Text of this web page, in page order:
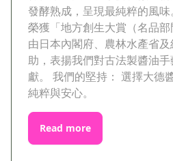
發酵熟成，呈現最純粹的風
榮獲「地方創生大賞（名品
由日本內閣府、農林水產省
助，表揚我們對古法製醬油
獻。 我們的堅持： 選擇大德
純粹與安心。
Read more